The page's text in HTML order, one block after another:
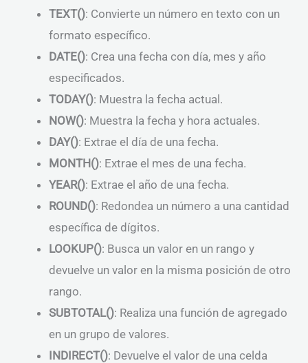
TEXT(): Convierte un número en texto con un
formato específico.
DATE(): Crea una fecha con día, mes y año
especificados.
TODAY(): Muestra la fecha actual.
NOW(): Muestra la fecha y hora actuales.
DAY(): Extrae el día de una fecha.
MONTH(): Extrae el mes de una fecha.
YEAR(): Extrae el año de una fecha.
ROUND(): Redondea un número a una cantidad
específica de dígitos.
LOOKUP(): Busca un valor en un rango y
devuelve un valor en la misma posición de otro
rango.
SUBTOTAL(): Realiza una función de agregado
en un grupo de valores.
INDIRECT(): Devuelve el valor de una celda